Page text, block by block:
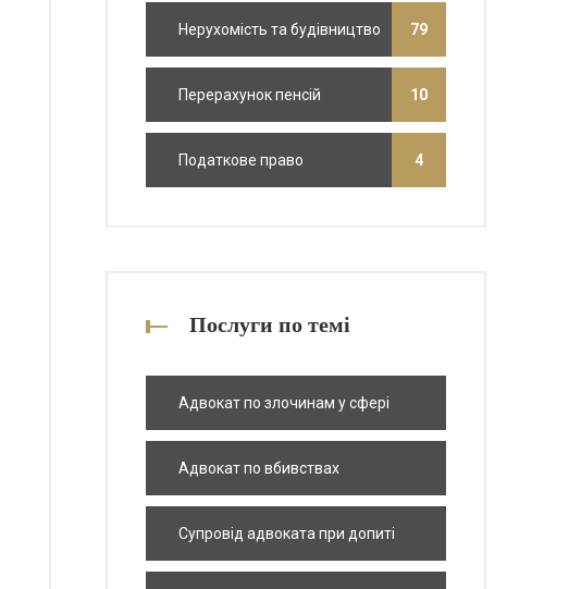
Нерухомість та будівництво 79
Перерахунок пенсій 10
Податкове право 4
Послуги по темі
Адвокат по злочинам у сфері
службової діяльності
Адвокат по вбивствах
Супровід адвоката при допиті